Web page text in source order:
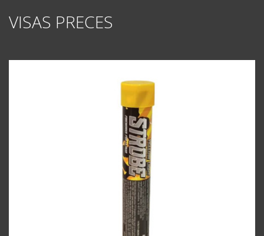
VISAS PRECES